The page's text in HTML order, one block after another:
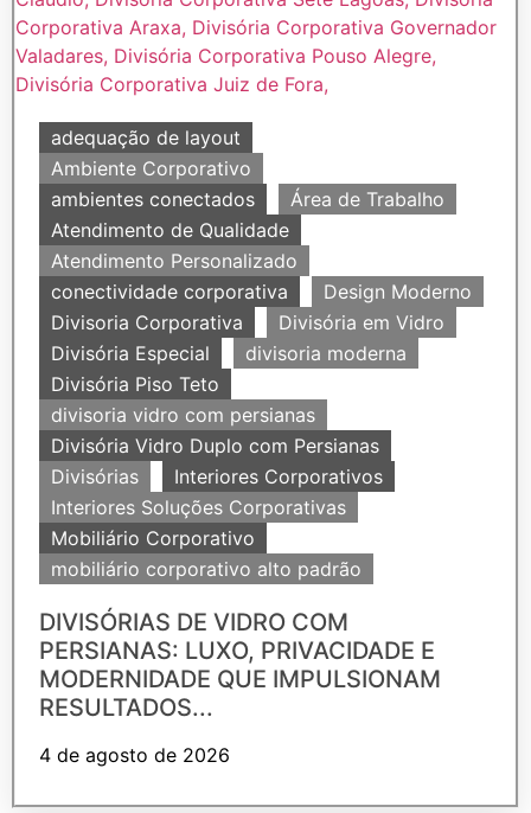
adequação de layout
Ambiente Corporativo
ambientes conectados
Área de Trabalho
Atendimento de Qualidade
Atendimento Personalizado
conectividade corporativa
Design Moderno
Divisoria Corporativa
Divisória em Vidro
Divisória Especial
divisoria moderna
Divisória Piso Teto
divisoria vidro com persianas
Divisória Vidro Duplo com Persianas
Divisórias
Interiores Corporativos
Interiores Soluções Corporativas
Mobiliário Corporativo
mobiliário corporativo alto padrão
DIVISÓRIAS DE VIDRO COM
PERSIANAS: LUXO, PRIVACIDADE E
MODERNIDADE QUE IMPULSIONAM
RESULTADOS...
4 de agosto de 2026